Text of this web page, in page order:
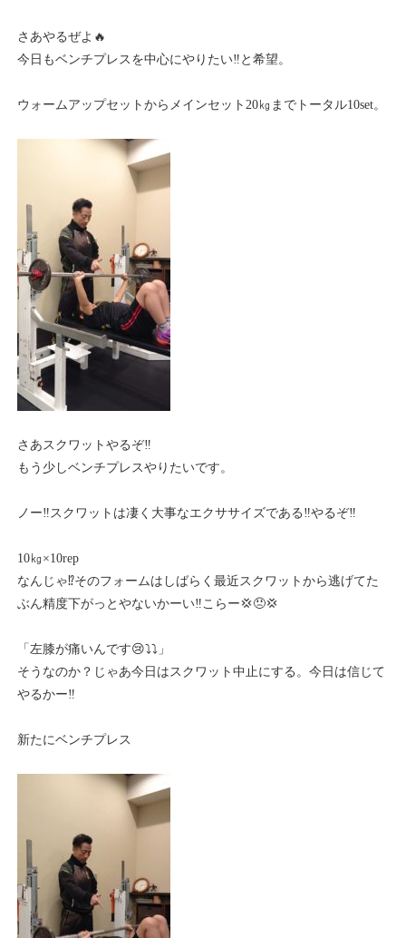
さあやるぜよ🔥
今日もベンチプレスを中心にやりたい‼️と希望。
ウォームアップセットからメインセット20㎏までトータル10set。
さあスクワットやるぞ‼️
もう少しベンチプレスやりたいです。
ノー‼️スクワットは凄く大事なエクササイズである‼️やるぞ‼️
10㎏×10rep
なんじゃ⁉️そのフォームはしばらく最近スクワットから逃げてた
ぶん精度下がっとやないかーい‼️こらー💢😠💢
「左膝が痛いんです😢⤵️⤵️」
そうなのか？じゃあ今日はスクワット中止にする。今日は信じて
やるかー‼️
新たにベンチプレス